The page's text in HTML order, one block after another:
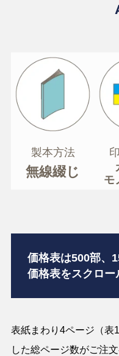
製本方法
無線綴じ
モ
価格表は500部、
価格表をスクロー
表紙まわり4ページ（表
した総ページ数がご注